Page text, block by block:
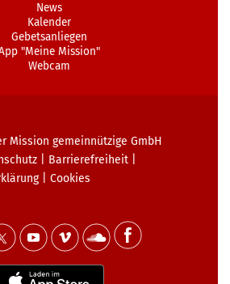
News
Kalender
Gebetsanliegen
"Meine Mission"
Webcam
Mission gemeinnützige GmbH
Barrierefreiheit
| Cookies